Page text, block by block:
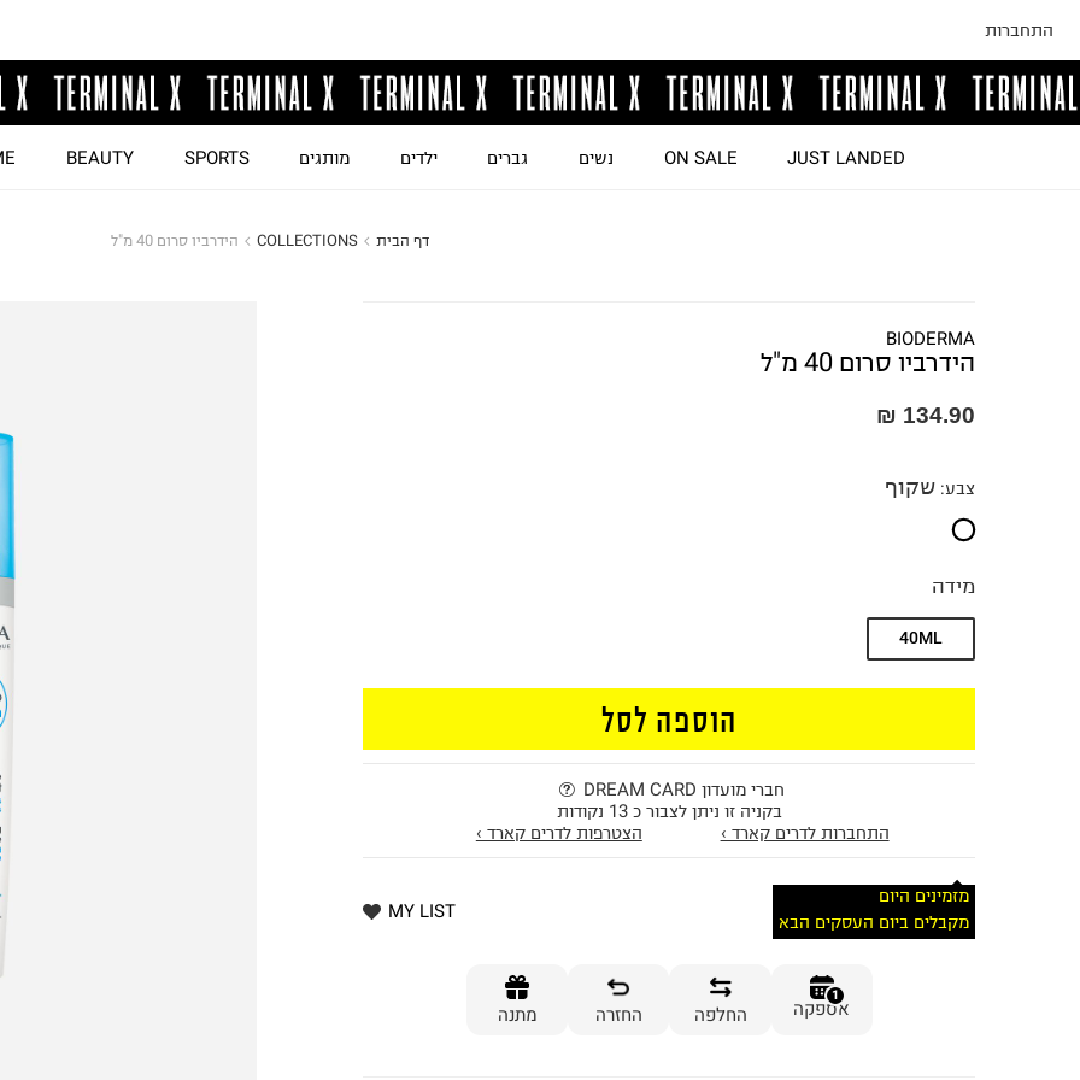
התחברות
JUST LANDED
ON SALE נשים גברים ילדים מותגים SPORTS
BEAUTY
דף הבית COLLECTIONS הידרביו סרום 40 מ"ל
BIODERMA
הידרביו סרום 40 מ"ל
134.90 ₪
צבע: שקוף
מידה
40ML
הוספה לסל
חברי מועדון DREAM CARD
בקניה זו ניתן לצבור כ 13 נקודות
התחברות לדרים קארד ›
הצטרפות לדרים קארד ›
מזמינים היום
מקבלים ביום העסקים הבא
MY LIST
1
אספקה החלפה החזרה מתנה